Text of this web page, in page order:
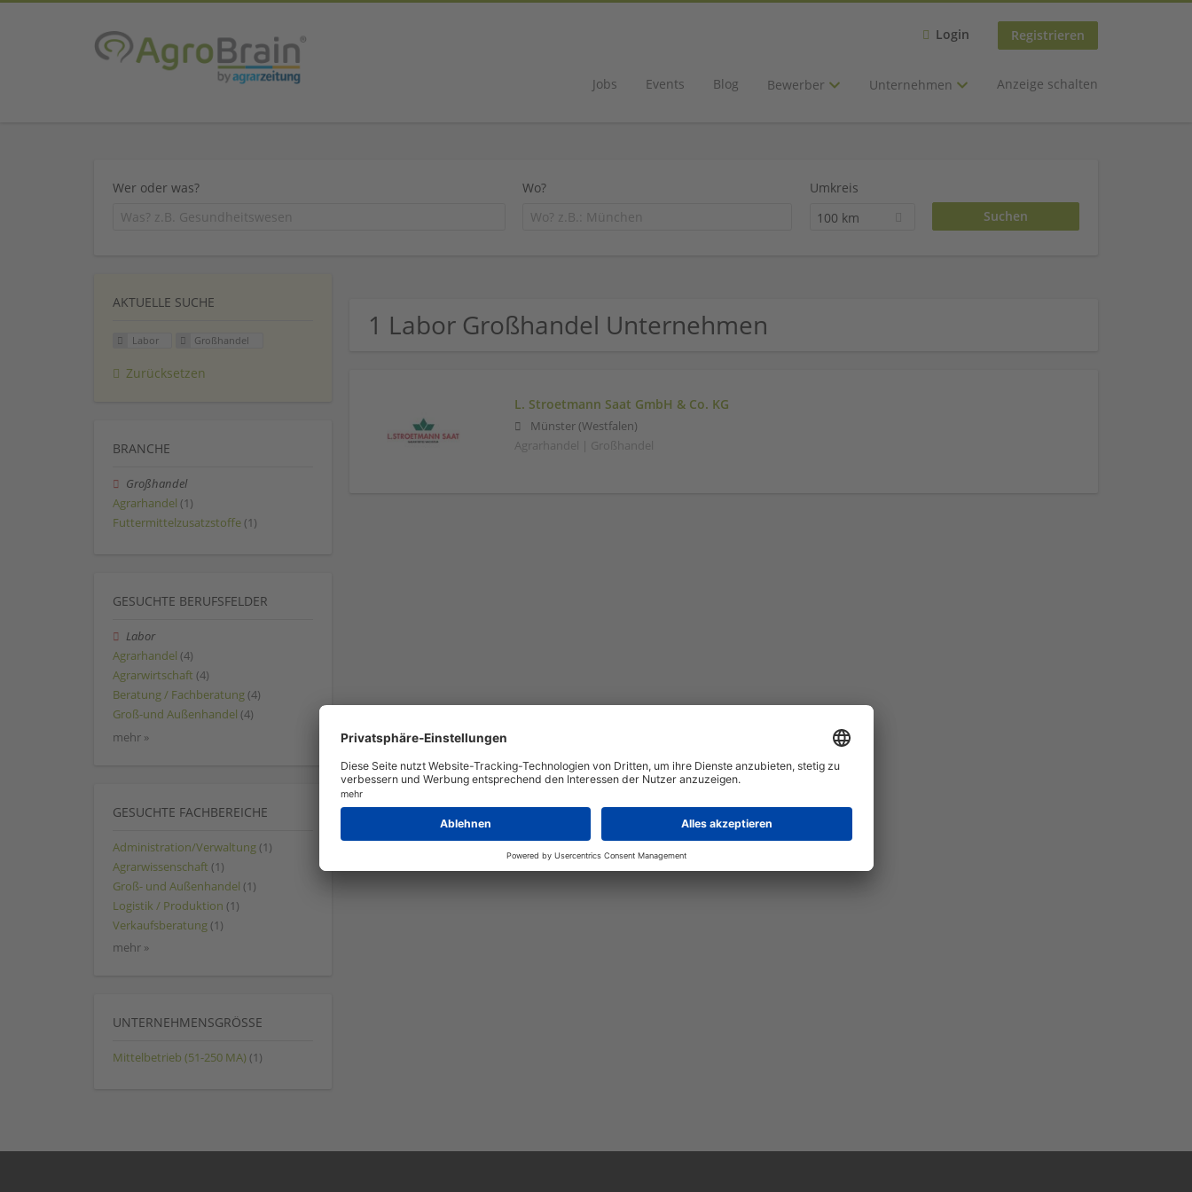
Login Registrieren
Jobs Events Blog Bewerber Unternehmen Anzeige schalten
Wer oder was? Wo?
Umkreis
100 km
1 Labor Großhandel Unternehmen
L. Stroetmann Saat GmbH & Co. KG
Münster (Westfalen)
Agrarhandel | Großhandel
AKTUELLE SUCHE
Labor Großhandel
Zurücksetzen
BRANCHE
Großhandel
Agrarhandel (1)
Futtermittelzusatzstoffe (1)
GESUCHTE BERUFSFELDER
Labor
Agrarhandel (4)
Agrarwirtschaft (4)
Beratung / Fachberatung (4)
Groß-und Außenhandel (4)
mehr »
GESUCHTE FACHBEREICHE
Administration/Verwaltung (1)
Agrarwissenschaft (1)
Groß- und Außenhandel (1)
Logistik / Produktion (1)
Verkaufsberatung (1)
mehr »
UNTERNEHMENSGRÖSSE
Mittelbetrieb (51-250 MA) (1)